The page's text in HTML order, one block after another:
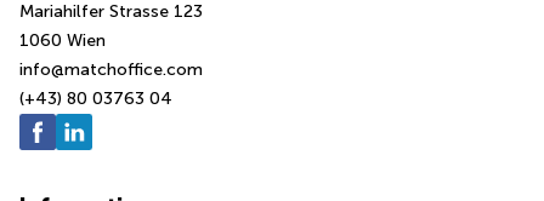
Mariahilfer Strasse 123
1060 Wien
info@matchoffice.com
(+43) 80 03763 04